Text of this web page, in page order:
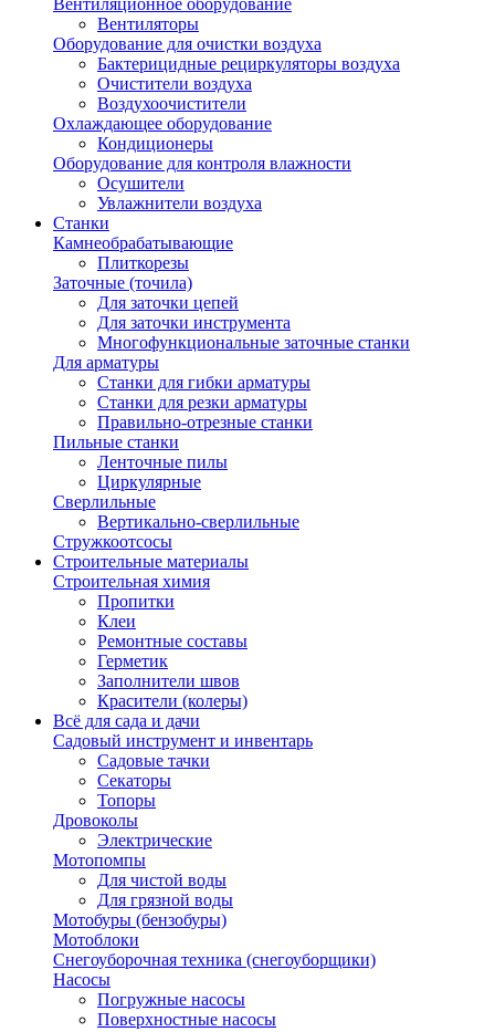
Вентиляционное оборудование
Вентиляторы
Оборудование для очистки воздуха
Бактерицидные рециркуляторы воздуха
Очистители воздуха
Воздухоочистители
Охлаждающее оборудование
Кондиционеры
Оборудование для контроля влажности
Осушители
Увлажнители воздуха
Станки
Камнеобрабатывающие
Плиткорезы
Заточные (точила)
Для заточки цепей
Для заточки инструмента
Многофункциональные заточные станки
Для арматуры
Станки для гибки арматуры
Станки для резки арматуры
Правильно-отрезные станки
Пильные станки
Ленточные пилы
Циркулярные
Сверлильные
Вертикально-сверлильные
Стружкоотсосы
Строительные материалы
Строительная химия
Пропитки
Клеи
Ремонтные составы
Герметик
Заполнители швов
Красители (колеры)
Всё для сада и дачи
Садовый инструмент и инвентарь
Садовые тачки
Секаторы
Топоры
Дровоколы
Электрические
Мотопомпы
Для чистой воды
Для грязной воды
Мотобуры (бензобуры)
Мотоблоки
Снегоуборочная техника (снегоуборщики)
Насосы
Погружные насосы
Поверхностные насосы